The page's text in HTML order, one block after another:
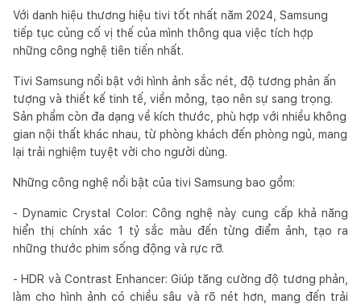
Với danh hiệu thương hiệu tivi tốt nhất năm 2024, Samsung
tiếp tục củng cố vị thế của mình thông qua việc tích hợp
những công nghệ tiên tiến nhất.
Tivi Samsung nổi bật với hình ảnh sắc nét, độ tương phản ấn
tượng và thiết kế tinh tế, viền mỏng, tạo nên sự sang trọng.
Sản phẩm còn đa dạng về kích thước, phù hợp với nhiều không
gian nội thất khác nhau, từ phòng khách đến phòng ngủ, mang
lại trải nghiệm tuyệt vời cho người dùng.
Những công nghệ nổi bật của tivi Samsung bao gồm:
- Dynamic Crystal Color: Công nghệ này cung cấp khả năng
hiển thị chính xác 1 tỷ sắc màu đến từng điểm ảnh, tạo ra
những thước phim sống động và rực rỡ.
- HDR và Contrast Enhancer: Giúp tăng cường độ tương phản,
làm cho hình ảnh có chiều sâu và rõ nét hơn, mang đến trải